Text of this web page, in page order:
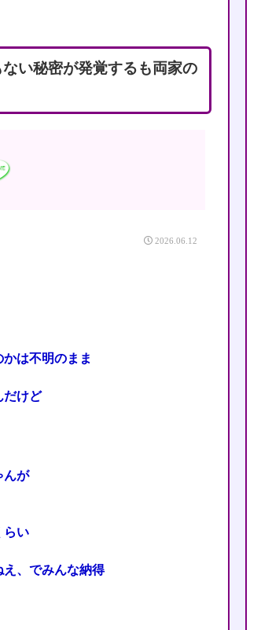
e
い秘密が発覚するも両家の
2026.06.12
は不明のまま
だけど
んが
らい
、でみんな納得